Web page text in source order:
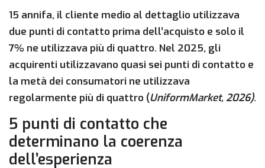
15 annifa, il cliente medio al dettaglio utilizzava
due punti di contatto prima dell’acquisto e solo il
7% ne utilizzava più di quattro. Nel 2025, gli
acquirenti utilizzavano quasi sei punti di contatto e
la metà dei consumatori ne utilizzava
regolarmente più di quattro (UniformMarket, 2026).
5 punti di contatto che
determinano la coerenza
dell’esperienza